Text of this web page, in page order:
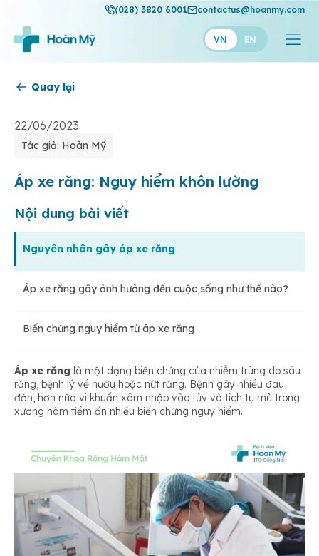
(028) 3820 6001 contactus@hoanmy.com
VN EN
Thuận Mỹ
Quay lại
22/06/2023
Tác giả: Hoàn Mỹ
Áp xe răng: Nguy hiểm khôn lường
Nội dung bài viết
Nguyên nhân gây áp xe răng
Áp xe răng gây ảnh hưởng đến cuộc sống như thế nào?
Biến chứng nguy hiểm từ áp xe răng
Áp xe răng là một dạng biến chứng của nhiễm trùng do sâu
răng, bệnh lý về nướu hoặc nứt răng. Bệnh gây nhiều đau
đớn, hơn nữa vi khuẩn xâm nhập vào tủy và tích tụ mủ trong
xương hàm tiềm ẩn nhiều biến chứng nguy hiểm.